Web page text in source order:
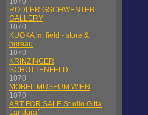
RODLER GSCHWENTER
GALLERY
1070
KUOKA im field - store &
bureau
1070
KRINZINGER
SCHOTTENFELD
1070
MÖBEL MUSEUM WIEN
1070
ART FOR SALE Studio Gitta
Landgraf